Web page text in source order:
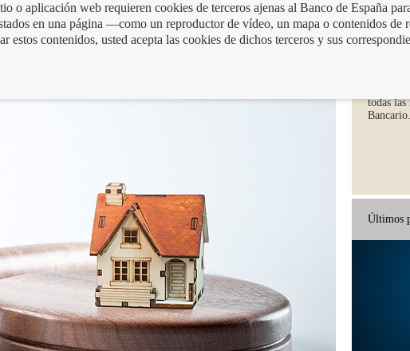
regulación.
Recibe
todas
Bancario.
Últimos
o aplicación web requieren cookies de terceros ajenas al Banco de España
en una página —como un reproductor de vídeo, un mapa o contenidos de
contenidos, usted acepta las cookies de dichos terceros y sus